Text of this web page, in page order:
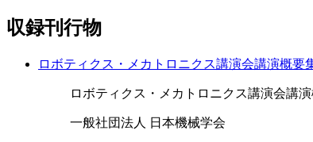
収録刊行物
ロボティクス・メカトロニクス講演会講演概要
ロボティクス・メカトロニクス講演会講演
一般社団法人 日本機械学会